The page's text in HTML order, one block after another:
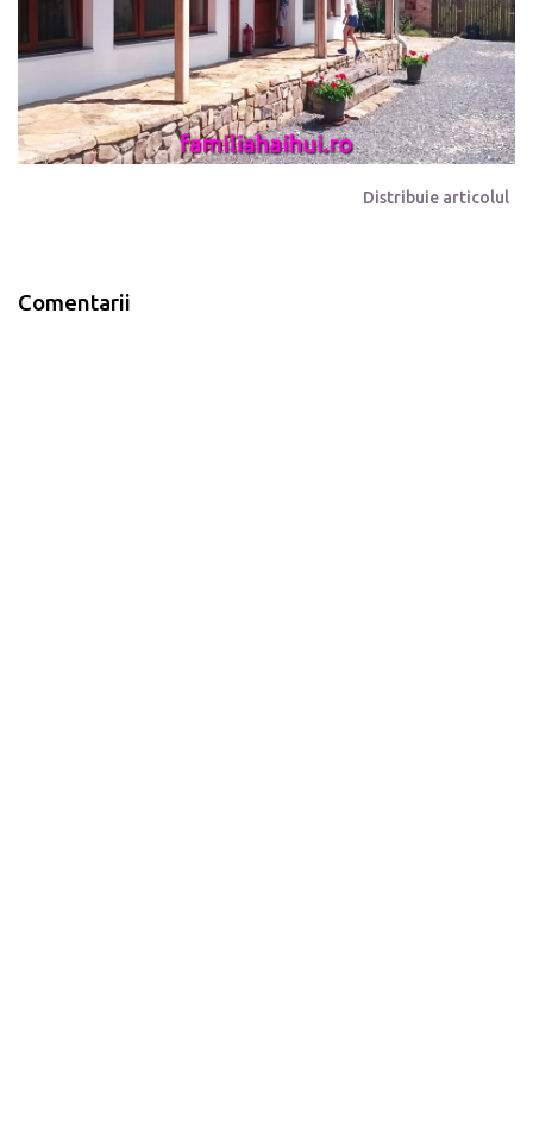
Distribuie articolul
Comentarii